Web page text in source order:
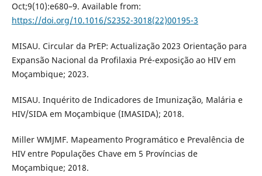
Oct;9(10):e680–9. Available from:
https://doi.org/10.1016/S2352-3018(22)00195-3
MISAU. Circular da PrEP: Actualização 2023 Orientação para
Expansão Nacional da Profilaxia Pré-exposição ao HIV em
Moçambique; 2023.
MISAU. Inquérito de Indicadores de Imunização, Malária e
HIV/SIDA em Moçambique (IMASIDA); 2018.
Miller WMJMF. Mapeamento Programático e Prevalência de
HIV entre Populações Chave em 5 Províncias de
Moçambique; 2018.